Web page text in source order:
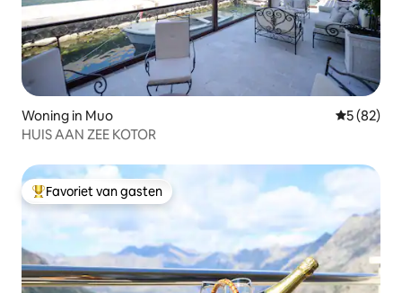
Woning in Muo
5 (82)
HUIS AAN ZEE KOTOR
Topfavoriet van gasten
Favoriet van gasten